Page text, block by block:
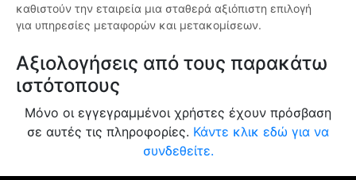
καθιστούν την εταιρεία μια σταθερά αξιόπιστη επιλογή
για υπηρεσίες μεταφορών και μετακομίσεων.
Αξιολογήσεις από τους παρακάτω
ιστότοπους
Μόνο οι εγγεγραμμένοι χρήστες έχουν πρόσβαση
σε αυτές τις πληροφορίες. Κάντε κλικ εδώ για να
συνδεθείτε.